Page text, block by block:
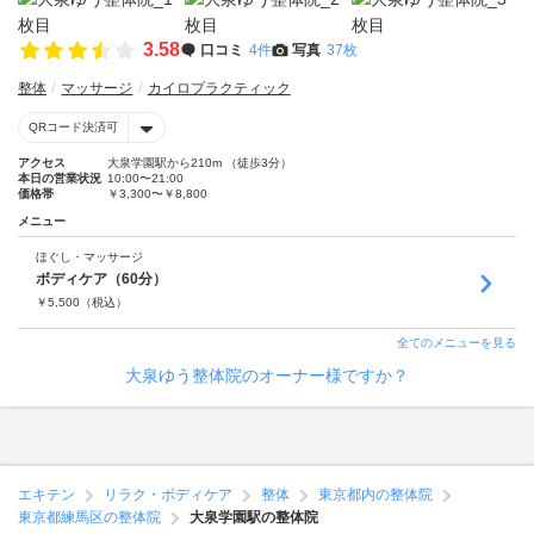
3.58 口コミ 4件 写真 37枚
整体 マッサージ カイロプラクティック
QRコード決済可
アクセス
大泉学園駅から210m （徒歩3分）
本日の営業状況 10:00〜21:00
価格帯
￥3,300〜￥8,800
メニュー
ほぐし・マッサージ
ボディケア（60分）
￥5,500 （税込）
全てのメニューを見る
大泉ゆう整体院のオーナー様ですか？
エキテン リラク・ボディケア 整体
東京都内の整体院
東京都練馬区の整体院
大泉学園駅の整体院